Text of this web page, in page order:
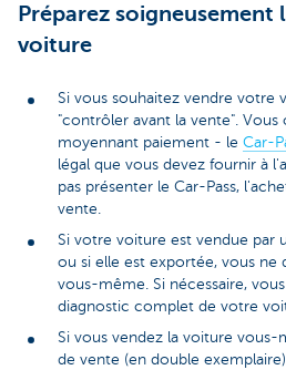
Préparez soigneusement
voiture
Si vous souhaitez vendre votre
"contrôler avant la vente". Vous
moyennant paiement - le Car-
légal que vous devez fournir à
pas présenter le Car-Pass,
vente.
Si votre voiture est vendue par
ou si elle est exportée, vous ne
vous-même. Si nécessaire,
diagnostic complet de votre
Si vous vendez la voiture
de vente (en double